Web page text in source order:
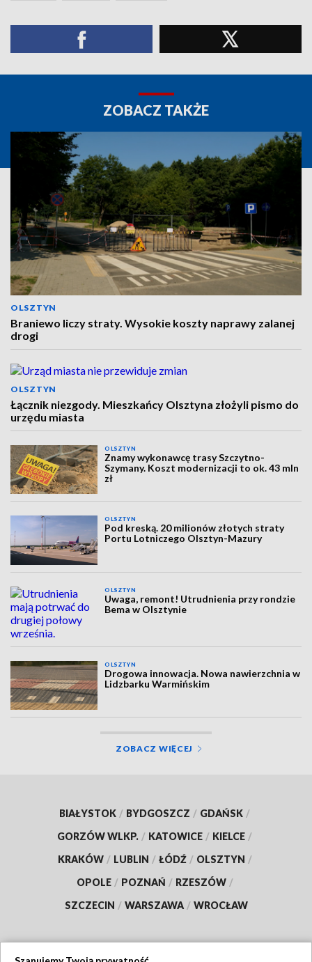
ZOBACZ TAKŻE
OLSZTYN
Braniewo liczy straty. Wysokie koszty naprawy zalanej
drogi
OLSZTYN
Łącznik niezgody. Mieszkańcy Olsztyna złożyli pismo do
urzędu miasta
OLSZTYN
Znamy wykonawcę trasy Szczytno-
Szymany. Koszt modernizacji to ok. 43 mln
zł
OLSZTYN
Pod kreską. 20 milionów złotych straty
Portu Lotniczego Olsztyn-Mazury
OLSZTYN
Uwaga, remont! Utrudnienia przy rondzie
Bema w Olsztynie
OLSZTYN
Drogowa innowacja. Nowa nawierzchnia w
Lidzbarku Warmińskim
ZOBACZ WIĘCEJ
BIAŁYSTOK / BYDGOSZCZ / GDAŃSK /
GORZÓW WLKP. / KATOWICE / KIELCE /
KRAKÓW / LUBLIN / ŁÓDŹ / OLSZTYN /
OPOLE / POZNAŃ / RZESZÓW /
SZCZECIN / WARSZAWA / WROCŁAW